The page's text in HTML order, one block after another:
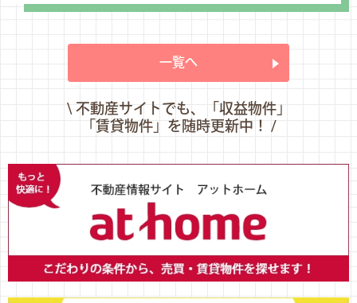
一覧へ
\ 不動産サイトでも、「収益物件」
「賃貸物件」を随時更新中！ /